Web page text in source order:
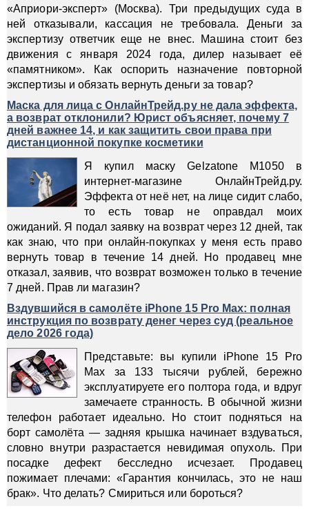
«Априори-эксперт» (Москва). Три предыдущих суда в
ней отказывали, кассация не требовала. Деньги за
экспертизу ответчик еще не внес. Машина стоит без
движения с января 2024 года, дилер называет её
«памятником». Как оспорить назначение повторной
экспертизы и обязать вернуть деньги за товар?
Маска для лица с ОнлайнТрейд.ру не дала эффекта,
а возврат отклонили? Юрист объясняет, почему 7
дней важнее 14, и как защитить свои права при
дистанционной покупке косметики
Я купил маску Gelzatone M1050 в
интернет-магазине ОнлайнТрейд.ру.
Эффекта от неё нет, на лице сидит слабо,
то есть товар не оправдал моих
ожиданий. Я подал заявку на возврат через 12 дней, так
как знаю, что при онлайн-покупках у меня есть право
вернуть товар в течение 14 дней. Но продавец мне
отказал, заявив, что возврат возможен только в течение
7 дней. Прав ли магазин?
Вздувшийся в самолёте iPhone 15 Pro Max: полная
инструкция по возврату денег через суд (реальное
дело 2026 года)
Представьте: вы купили iPhone 15 Pro
Max за 133 тысячи рублей, бережно
эксплуатируете его полтора года, и вдруг
замечаете странность. В обычной жизни
телефон работает идеально. Но стоит подняться на
борт самолёта — задняя крышка начинает вздуваться,
словно внутри разрастается невидимая опухоль. При
посадке дефект бесследно исчезает. Продавец
пожимает плечами: «Гарантия кончилась, это не наш
брак». Что делать? Смириться или бороться?